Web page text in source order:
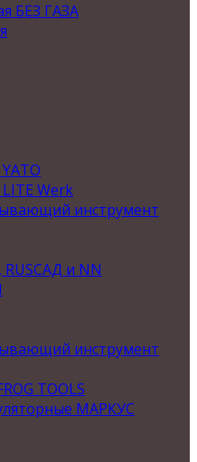
БЕЗ ГАЗА
Werk
инструмент
RUSСАД и NN
инструмент
TOOLS
МАРКУС